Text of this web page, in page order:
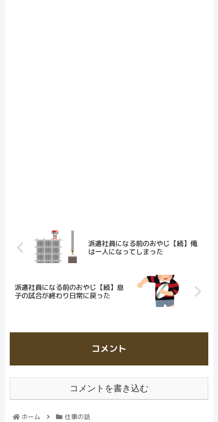
派遣社員になる前のおやじ【続】俺
は一人になってしまった
派遣社員になる前のおやじ【続】息
子の試合が終わり日常に戻った
コメント
コメントを書き込む
ホーム 仕事の話